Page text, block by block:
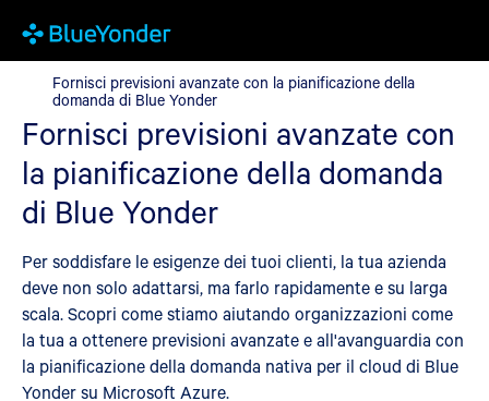
Fornisci previsioni avanzate con la pianificazione della
Fornisci previsioni avanzate con la pianificazione della
domanda di Blue Yonder
Fornisci previsioni avanzate con
la pianificazione della domanda
di Blue Yonder
Per soddisfare le esigenze dei tuoi clienti, la tua azienda
deve non solo adattarsi, ma farlo rapidamente e su larga
scala. Scopri come stiamo aiutando organizzazioni come
la tua a ottenere previsioni avanzate e all'avanguardia con
la pianificazione della domanda nativa per il cloud di Blue
Yonder su Microsoft Azure.